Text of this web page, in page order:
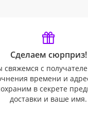
Сделаем сюрприз!
с
времени и
в секрете
доставки и ваше имя.